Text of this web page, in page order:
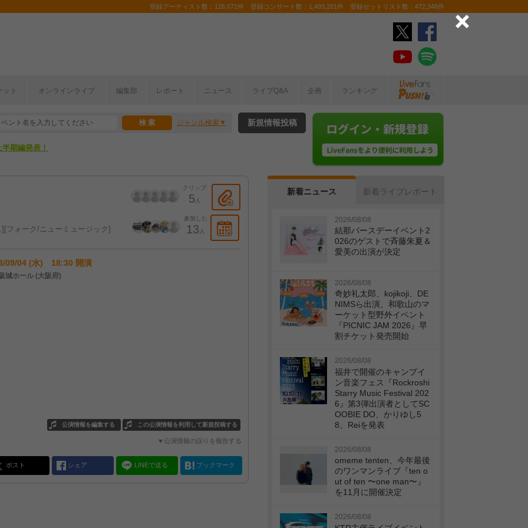
登録アーティスト数：126,671件 登録コンサート数：1,493,261件 登録セットリスト数：472,348件
ット オンラインライブ 編集部 レポート ニュース ライブQ&A 企画 ランキング
ジャンル検索
こから！
期編発表！
新規情報投稿
クリップ
5 人
参加した
13 人
フォーク/ニューミュージック
09/04 (水) 18:30 開演
城ホール (大阪府)
この公演情報を利用して新規投稿する
公演情報を編集する
▼公演情報の誤りを報告する
ポスト シェア LINEで送る ブックマーク
新着ニュース 新着ライブレポート
2026/08/08
結那バースデーイベント2
026のゲストで斉藤朱夏＆
愛美の出演が決定
2026/08/08
奇妙礼太郎、kojikoji、DE
NIMSら出演、和歌山のマ
ーケット型野外イベント
『PICNIC JAM 2026』早
割チケット発売開始
2026/08/08
福井で開催のキャンプイ
ン音楽フェス『Rockroshi
Starry Music Festival 202
6』第3弾出演者としてSC
OOBIE DO、かりゆし5
8、Reiを発表
2026/08/08
omeme tenten、今年最後
のワンマンライブ『ten o
ut of ten 〜one man〜』
を11月に開催決定
2026/08/08